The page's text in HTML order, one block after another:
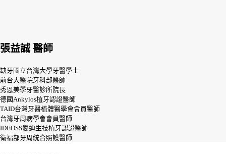
張益誠 醫師
缺牙國立台灣大學牙醫學士
前台大醫院牙科部醫師
秀恩美學牙醫診所院長
德國Ankylos植牙認證醫師
TAID台灣牙醫植體醫學會會員醫師
台灣牙周病學會會員醫師
IDEOSS愛迪生技植牙認證醫師
衛福部牙周統合照護醫師